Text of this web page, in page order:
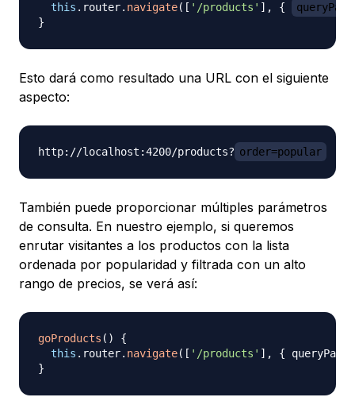
this . router. navigate( [ '/products' ] , {
}
Esto dará como resultado una URL con el siguiente
aspecto:
http://localhost:4200/products? order=popular
También puede proporcionar múltiples parámetros
de consulta. En nuestro ejemplo, si queremos
enrutar visitantes a los productos con la lista
ordenada por popularidad y filtrada con un alto
rango de precios, se verá así:
goProducts ( )
{
this . router. navigate( [ '/products' ] , {
}